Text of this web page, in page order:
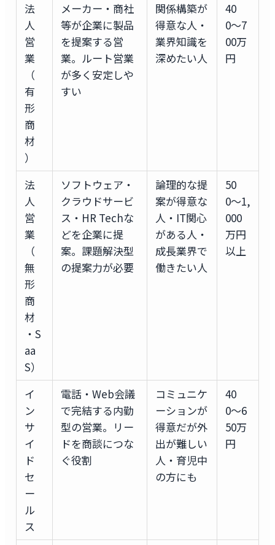
法
人
営
業
（
有
形
商
材
）
メーカー・商社
等が企業に製品
を提案する営
業。ルート営業
が多く安定しや
すい
関係構築が
得意な人・
業界知識を
深めたい人
40
0〜7
00万
円
法
人
営
業
（
無
形
商
材
・S
aa
S）
ソフトウェア・
クラウドサービ
ス・HR Techな
どを企業に提
案。課題解決型
の提案力が必要
論理的な提
案が得意な
人・IT関心
がある人・
成長業界で
働きたい人
50
0〜1,
000
万円
以上
イ
ン
サ
イ
ド
セ
ー
ル
ス
電話・Web会議
で完結する内勤
型の営業。リー
ドを商談につな
ぐ役割
コミュニケ
ーションが
得意だが外
出が難しい
人・育児中
の方にも
40
0〜6
50万
円